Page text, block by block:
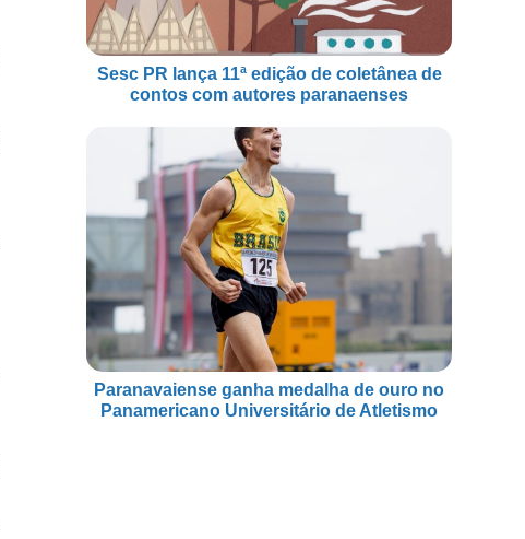
Sesc PR lança 11ª edição de coletânea de
contos com autores paranaenses
Paranavaiense ganha medalha de ouro no
Panamericano Universitário de Atletismo